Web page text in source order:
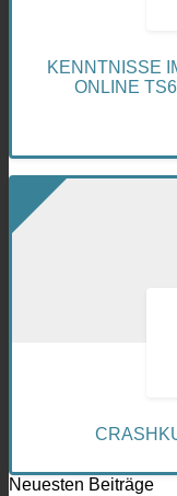
KENNTNISSE
ONLINE
Neuesten Beiträge